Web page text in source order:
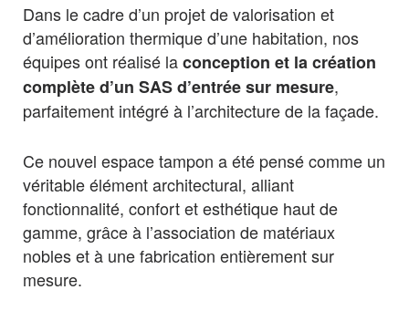
Dans le cadre d’un projet de valorisation et
d’amélioration thermique d’une habitation, nos
équipes ont réalisé laconception et la création
complète d’un SAS d’entrée sur mesure,
parfaitement intégré à l’architecture de la façade.
Ce nouvel espace tampon a été pensé comme un
véritable élément architectural, alliant
fonctionnalité, confort et esthétique haut de
gamme, grâce à l’association de matériaux
nobles et à une fabrication entièrement sur
mesure.